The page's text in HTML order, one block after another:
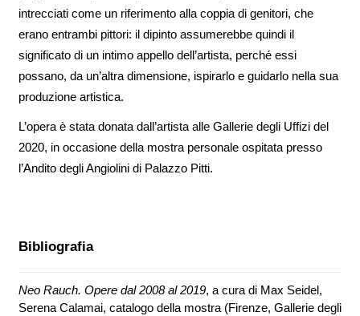
intrecciati come un riferimento alla coppia di genitori, che
erano entrambi pittori: il dipinto assumerebbe quindi il
significato di un intimo appello dell’artista, perché essi
possano, da un’altra dimensione, ispirarlo e guidarlo nella sua
produzione artistica.
L’opera è stata donata dall’artista alle Gallerie degli Uffizi del
2020, in occasione della mostra personale ospitata presso
l’Andito degli Angiolini di Palazzo Pitti.
Bibliografia
Neo Rauch. Opere dal 2008 al 2019, a cura di Max Seidel,
Serena Calamai, catalogo della mostra (Firenze, Gallerie degli